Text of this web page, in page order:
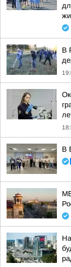
В
В